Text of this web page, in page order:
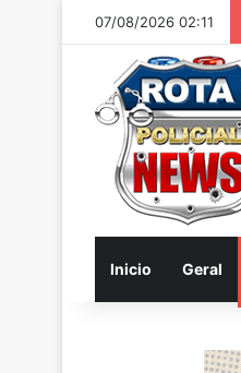
07/08/2026 02:11
Inicio Geral